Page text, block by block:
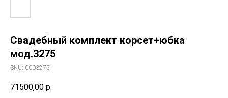
Свадебный комплект корсет+юбка
мод.3275
SKU: 0003275
71500,00 р.